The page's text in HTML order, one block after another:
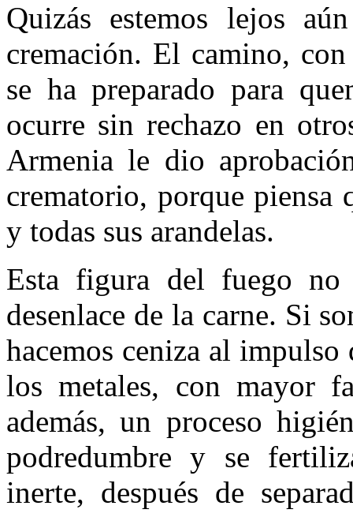
Quizás estemos lejos
cremación. El camino,
se ha preparado para
ocurre sin rechazo en
Armenia le dio
crematorio, porque piensa
y todas sus arandelas.
Esta figura del fuego no
desenlace de la carne. Si
hacemos ceniza al
los meta­les, con mayor
además, un proceso
podredumbre y se
inerte, después de